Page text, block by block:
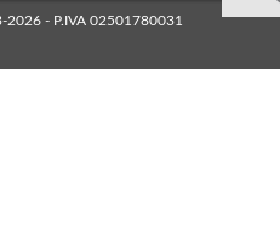
- P.IVA 02501780031